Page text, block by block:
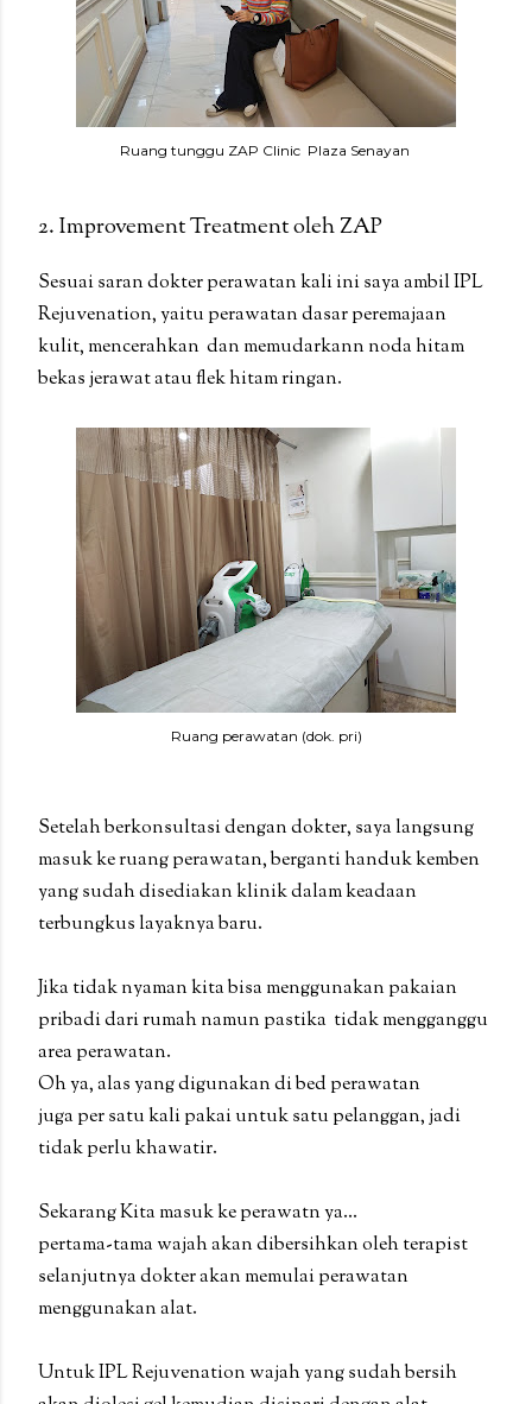
Ruang tunggu ZAP Clinic Plaza Senayan
2. Improvement Treatment oleh ZAP
Sesuai saran dokter perawatan kali ini saya ambil IPL
Rejuvenation, yaitu perawatan dasar peremajaan
kulit, mencerahkan dan memudarkann noda hitam
bekas jerawat atau flek hitam ringan.
Ruang perawatan (dok. pri)
Setelah berkonsultasi dengan dokter, saya langsung
masuk ke ruang perawatan, berganti handuk kemben
yang sudah disediakan klinik dalam keadaan
terbungkus layaknya baru.
Jika tidak nyaman kita bisa menggunakan pakaian
pribadi dari rumah namun pastika tidak mengganggu
area perawatan.
Oh ya, alas yang digunakan di bed perawatan
juga per satu kali pakai untuk satu pelanggan, jadi
tidak perlu khawatir.
Sekarang Kita masuk ke perawatn ya...
pertama-tama wajah akan dibersihkan oleh terapist
selanjutnya dokter akan memulai perawatan
menggunakan alat.
Untuk IPL Rejuvenation wajah yang sudah bersih